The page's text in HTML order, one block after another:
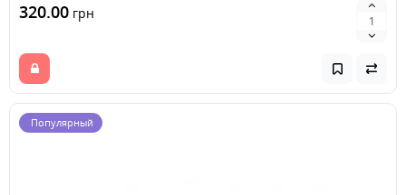
320.00 грн
Популярный